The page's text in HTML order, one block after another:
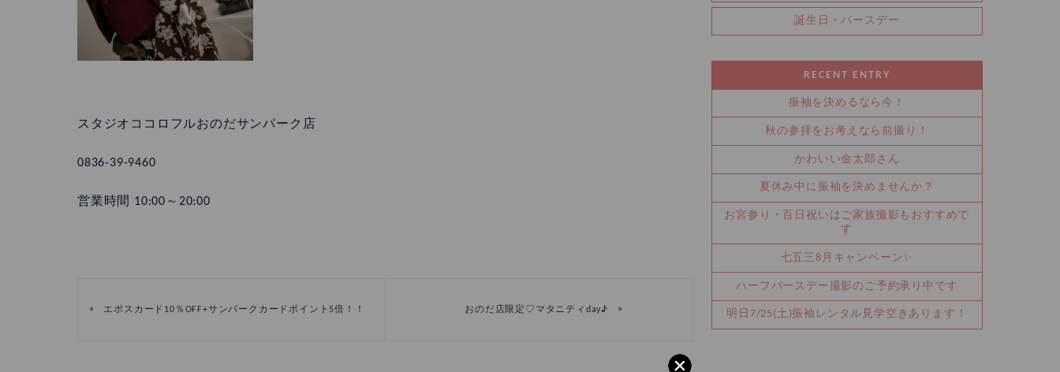
スタジオココロフルおのだサンパーク店
0836-39-9460
営業時間 10:00～20:00
« エポスカード10％OFF+サンパークカードポイント5倍！！ おのだ店限定♡マタニティday♪ »
誕生日・バースデー
RECENT ENTRY
振袖を決めるなら今！
秋の参拝をお考えなら前撮り！
かわいい金太郎さん
夏休み中に振袖を決めませんか？
お宮参り・百日祝いはご家族撮影もおすすめで
す
七五三8月キャンペーン✨
ハーフバースデー撮影のご予約承り中です
明日7/25(土)振袖レンタル見学空きあります！